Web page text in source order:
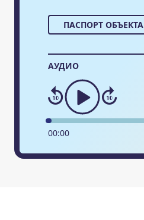
ПАСПОРТ ОБЪЕКТА
АУДИО
00:00